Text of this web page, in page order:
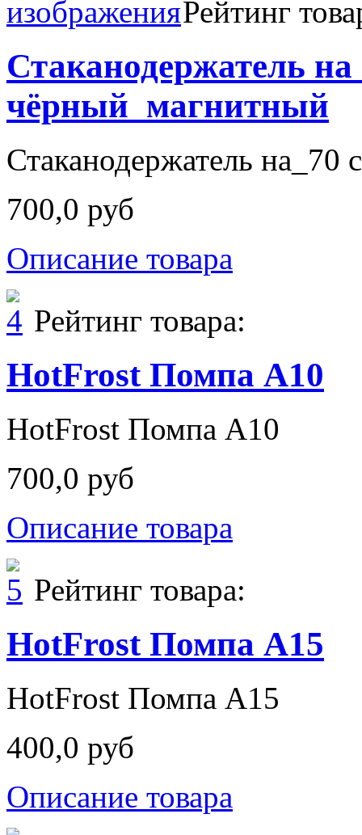
Рейтинг
Стаканодержатель
чёрный_магнитный
Стаканодержатель на_70
700,0 руб
Описание товара
Рейтинг товара:
HotFrost Помпа A10
HotFrost Помпа A10
700,0 руб
Описание товара
Рейтинг товара:
HotFrost Помпа A15
HotFrost Помпа A15
400,0 руб
Описание товара